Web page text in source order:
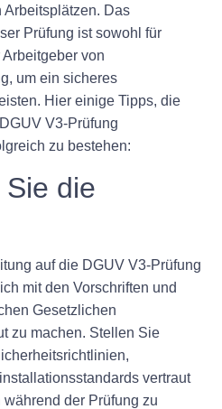
Das
Prüfung ist sowohl für
von
um ein sicheres
Hier einige Tipps, die
V3-Prüfung
zu bestehen:
die
auf die DGUV V3-Prüfung
mit den Vorschriften und
Gesetzlichen
zu machen. Stellen Sie
vertraut
der Prüfung zu